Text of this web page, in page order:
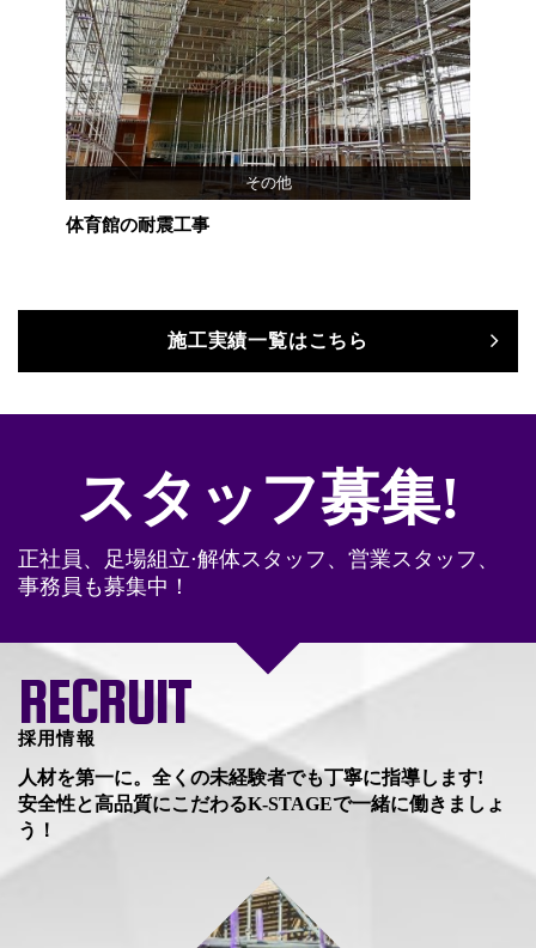
その他
体育館の耐震工事
施工実績一覧はこちら
スタッフ募集!
正社員、足場組立⋅解体スタッフ、営業スタッフ、
事務員も募集中！
RECRUIT
採用情報
人材を第一に。全くの未経験者でも丁寧に指導します!
安全性と高品質にこだわるK-STAGEで一緒に働きましょ
う！